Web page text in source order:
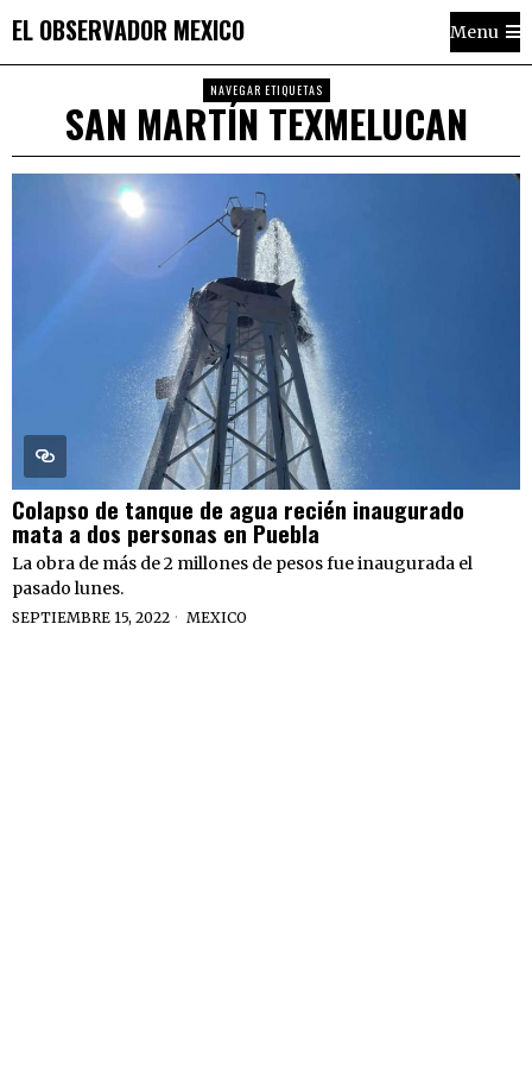
EL OBSERVADOR MEXICO Menu
NAVEGAR ETIQUETAS
SAN MARTÍN TEXMELUCAN
Colapso de tanque de agua recién inaugurado
mata a dos personas en Puebla
La obra de más de 2 millones de pesos fue inaugurada el
pasado lunes.
SEPTIEMBRE 15, 2022 MEXICO